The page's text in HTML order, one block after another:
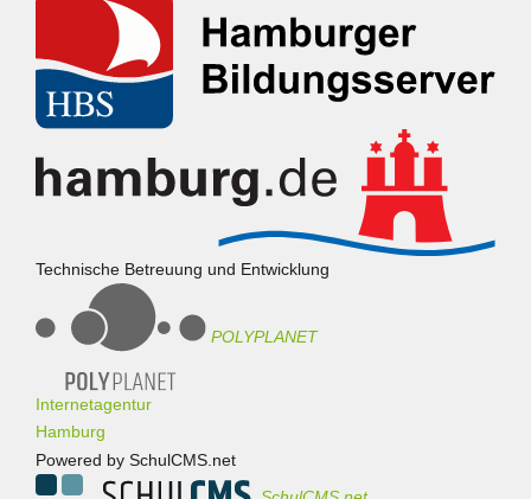
Technische Betreuung und Entwicklung
POLYPLANET
Internetagentur
Hamburg
Powered by SchulCMS.net